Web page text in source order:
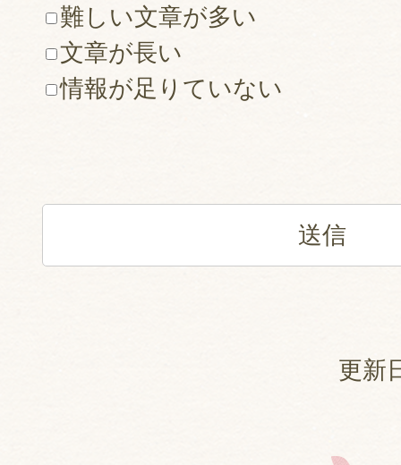
難しい文章が多い
文章が長い
情報が足りていない
更新